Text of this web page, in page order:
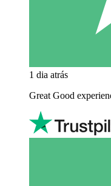
1 dia atrás
Great Good